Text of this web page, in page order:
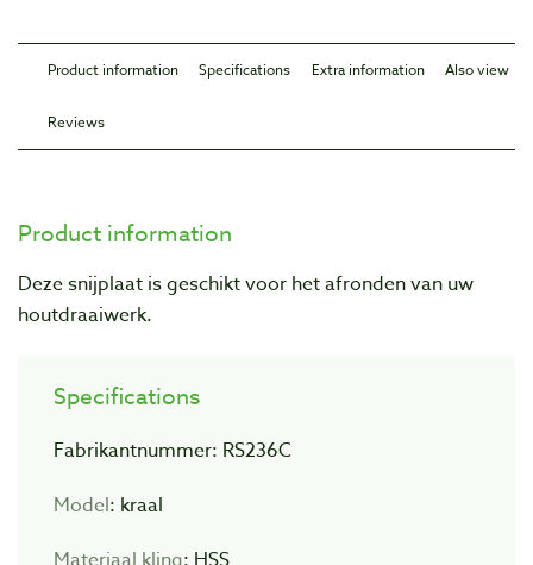
Product information Specifications Extra information Also view
Reviews
Product information
Deze snijplaat is geschikt voor het afronden van uw
houtdraaiwerk.
Specifications
Fabrikantnummer: RS236C
Model: kraal